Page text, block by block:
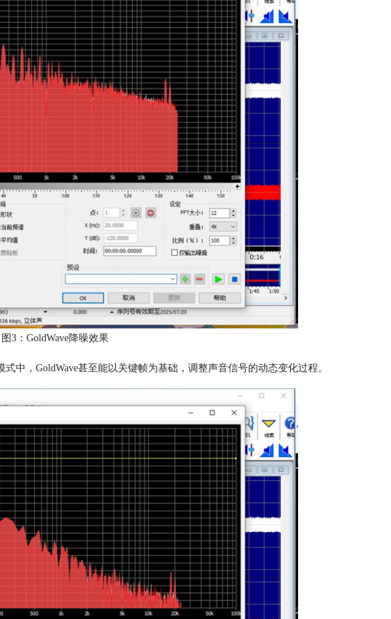
图3：GoldWave降噪效果
中，GoldWave甚至能以关键帧为基础，调整声音信号的动态变化过程。